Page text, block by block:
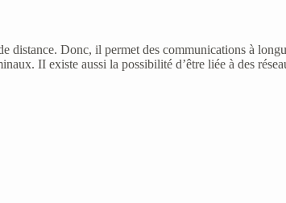
Donc, il permet des communications à
II existe aussi la possibilité d’être liée à des